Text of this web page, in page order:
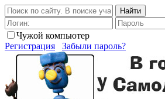
Найти
Чужой компьютер
Регистрация
Забыли пароль?